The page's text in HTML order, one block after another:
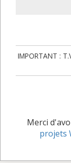
IMPORTANT :
Merci
projets